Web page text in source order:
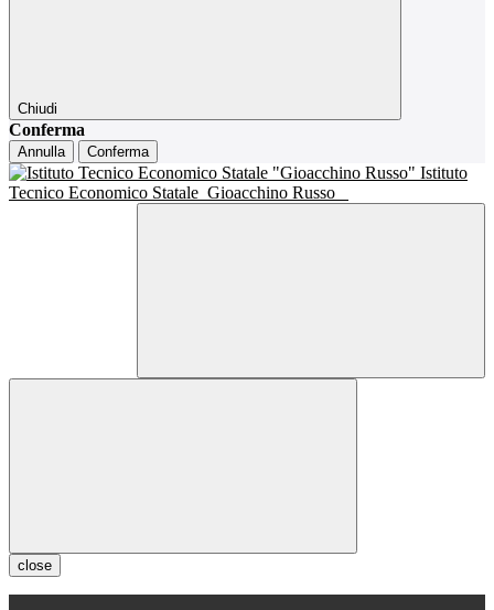
Chiudi
Conferma
Annulla Conferma
Istituto
Tecnico Economico Statale Gioacchino Russo
close